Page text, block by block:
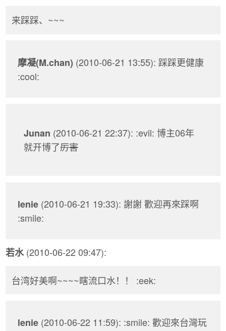
来踩踩、~~~
摩凝(M.chan) (2010-06-21 13:55): 踩踩更健康
:cool:
Junan (2010-06-21 22:37): :evil: 博主06年
就开博了厉害
lenie (2010-06-21 19:33): 謝謝 歡迎再來踩啊
:smile:
若水(2010-06-22 09:47):
台湾好美啊~~~~瞎流口水！！ :eek:
lenie (2010-06-22 11:59): :smile: 歡迎來台灣玩